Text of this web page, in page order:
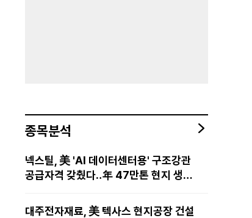
종목분석
넥스틸, 美 'AI 데이터센터용' 구조강관
공급자격 갖췄다‥年 47만톤 현지 생산
대주전자재료, 美 텍사스 현지공장 건설